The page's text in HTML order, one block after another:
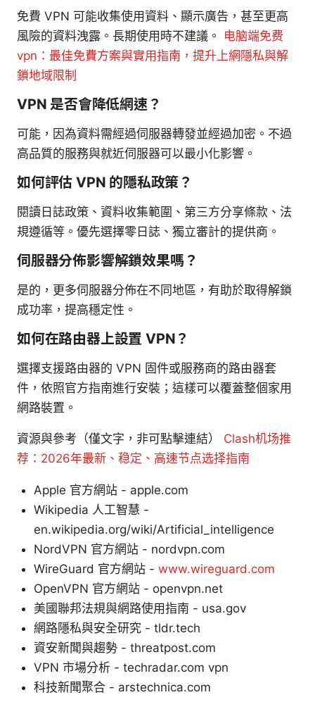
免費 VPN 可能收集使用資料、顯示廣告，甚至更高
風險的資料洩露。長期使用時不建議。 电脑端免费
vpn：最佳免費方案與實用指南，提升上網隱私與解
鎖地域限制
VPN 是否會降低網速？
可能，因為資料需經過伺服器轉發並經過加密。不過
高品質的服務與就近伺服器可以最小化影響。
如何評估 VPN 的隱私政策？
閱讀日誌政策、資料收集範圍、第三方分享條款、法
規遵循等。優先選擇零日誌、獨立審計的提供商。
伺服器分佈影響解鎖效果嗎？
是的，更多伺服器分佈在不同地區，有助於取得解鎖
成功率，提高穩定性。
如何在路由器上設置 VPN？
選擇支援路由器的 VPN 固件或服務商的路由器套
件，依照官方指南進行安裝；這樣可以覆蓋整個家用
網路裝置。
資源與參考（僅文字，非可點擊連結） Clash机场推
荐：2026年最新、稳定、高速节点选择指南
Apple 官方網站 - apple.com
Wikipedia 人工智慧 -
en.wikipedia.org/wiki/Artificial_intelligence
NordVPN 官方網站 - nordvpn.com
WireGuard 官方網站 - www.wireguard.com
OpenVPN 官方網站 - openvpn.net
美國聯邦法規與網路使用指南 - usa.gov
網路隱私與安全研究 - tldr.tech
資安新聞與趨勢 - threatpost.com
VPN 市場分析 - techradar.com vpn
科技新聞聚合 - arstechnica.com